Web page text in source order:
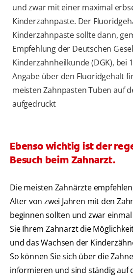
und zwar mit einer maximal
Kinderzahnpaste. Der
Kinderzahnpaste sollte dann,
Empfehlung der Deutschen
Kinderzahnheilkunde (DGK), bei
Angabe über den Fluoridgehalt
meisten Zahnpasten Tuben auf
aufgedruckt
Ebenso wichtig ist der
Besuch beim Zahnarzt.
Die meisten Zahnärzte
Alter von zwei Jahren mit den
beginnen sollten und zwar einmal
Sie Ihrem Zahnarzt die
und das Wachsen der
So können Sie sich über die
informieren und sind ständig auf